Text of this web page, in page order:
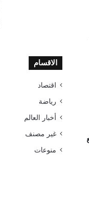
الاقسام
اقتصاد
رياضة
أخبار العالم
غير مصنف
منوعات